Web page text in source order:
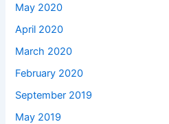
May 2020
April 2020
March 2020
February 2020
September 2019
May 2019